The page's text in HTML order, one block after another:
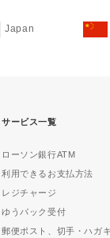
Japan
サービス一覧
ローソン銀行ATM
利用できるお支払方法
レジチャージ
ゆうパック受付
郵便ポスト、切手・ハガ